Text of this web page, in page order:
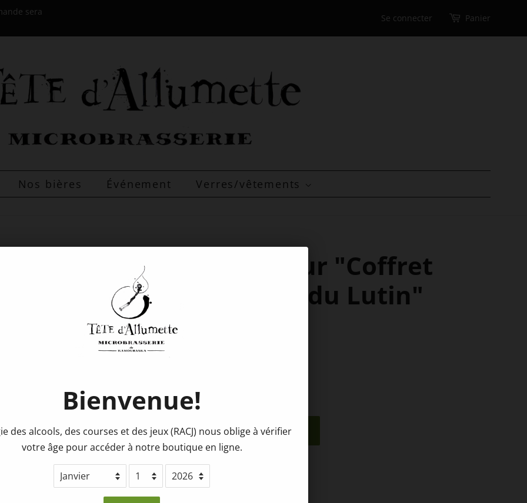
sera
Se connecter Panier
Nos bières Événement Verres/vêtements
Consigne pour "Coffret
Noël- 6 pack du Lutin"
Prix
régulier
1.50$
Ajouter au panier
Partager ce produit
Bienvenue!
des alcools, des courses et des jeux (RACJ) nous oblige à vérifier
votre âge pour accéder à notre boutique en ligne.